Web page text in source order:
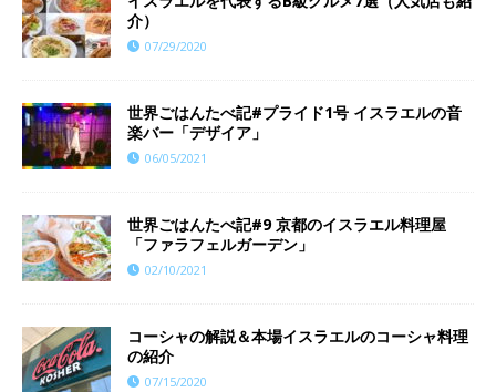
介）
07/29/2020
世界ごはんたべ記#プライド1号 イスラエルの音
楽バー「デザイア」
06/05/2021
世界ごはんたべ記#9 京都のイスラエル料理屋
「ファラフェルガーデン」
02/10/2021
コーシャの解説＆本場イスラエルのコーシャ料理
の紹介
07/15/2020